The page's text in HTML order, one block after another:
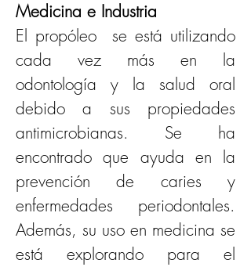
Medicina e Industria
El propóleo  se está utilizando
cada vez más en la
odontología y la salud oral
debido a sus propiedades
antimicrobianas. Se ha
encontrado que ayuda en la
prevención de caries y
enfermedades periodontales.
Además, su uso en medicina se
está explorando para el